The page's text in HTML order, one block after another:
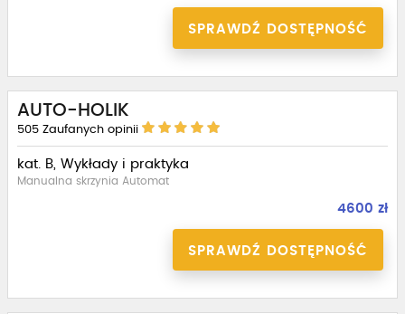
SPRAWDŹ DOSTĘPNOŚĆ
AUTO-HOLIK
505 Zaufanych opinii
kat. B, Wykłady i praktyka
Manualna skrzynia Automat
4600 zł
SPRAWDŹ DOSTĘPNOŚĆ